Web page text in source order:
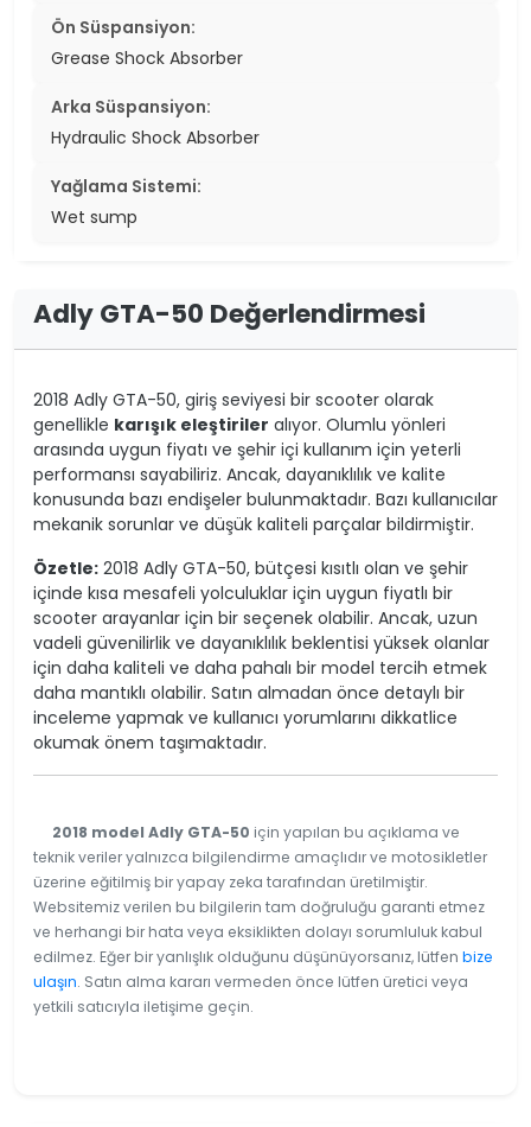
Ön Süspansiyon:
Grease Shock Absorber
Arka Süspansiyon:
Hydraulic Shock Absorber
Yağlama Sistemi:
Wet sump
Adly GTA-50 Değerlendirmesi
2018 Adly GTA-50, giriş seviyesi bir scooter olarak
genellikle karışık eleştiriler alıyor. Olumlu yönleri
arasında uygun fiyatı ve şehir içi kullanım için yeterli
performansı sayabiliriz. Ancak, dayanıklılık ve kalite
konusunda bazı endişeler bulunmaktadır. Bazı kullanıcılar
mekanik sorunlar ve düşük kaliteli parçalar bildirmiştir.
Özetle: 2018 Adly GTA-50, bütçesi kısıtlı olan ve şehir
içinde kısa mesafeli yolculuklar için uygun fiyatlı bir
scooter arayanlar için bir seçenek olabilir. Ancak, uzun
vadeli güvenilirlik ve dayanıklılık beklentisi yüksek olanlar
için daha kaliteli ve daha pahalı bir model tercih etmek
daha mantıklı olabilir. Satın almadan önce detaylı bir
inceleme yapmak ve kullanıcı yorumlarını dikkatlice
okumak önem taşımaktadır.
2018 model Adly GTA-50 için yapılan bu açıklama ve
teknik veriler yalnızca bilgilendirme amaçlıdır ve motosikletler
üzerine eğitilmiş bir yapay zeka tarafından üretilmiştir.
Websitemiz verilen bu bilgilerin tam doğruluğu garanti etmez
ve herhangi bir hata veya eksiklikten dolayı sorumluluk kabul
edilmez. Eğer bir yanlışlık olduğunu düşünüyorsanız, lütfen bize
ulaşın. Satın alma kararı vermeden önce lütfen üretici veya
yetkili satıcıyla iletişime geçin.